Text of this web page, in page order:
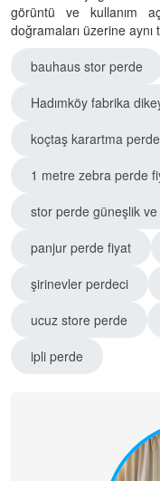
görüntü ve kullanım
doğramaları üzerine aynı
bauhaus stor perde
Hadımköy fabrika
koçtaş karartma perde
1 metre zebra perde
stor perde güneşlik ve
panjur perde fiyat
şirinevler perdeci
ucuz store perde
ipli perde